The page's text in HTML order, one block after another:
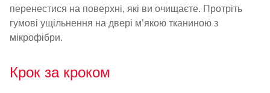
перенестися на поверхні, які ви очищаєте. Протріть
гумові ущільнення на двері м’якою тканиною з
мікрофібри.
Крок за кроком